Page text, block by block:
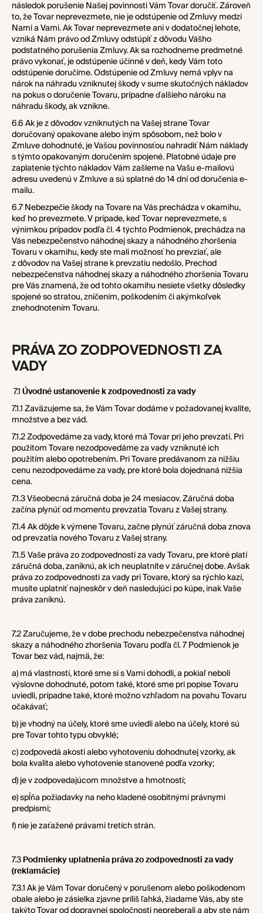
následok porušenie Našej povinnosti Vám Tovar doručiť. Zároveň
to, že Tovar neprevezmete, nie je odstúpenie od Zmluvy medzi
Nami a Vami. Ak Tovar neprevezmete ani v dodatočnej lehote,
vzniká Nám právo od Zmluvy odstúpiť z dôvodu Vášho
podstatného porušenia Zmluvy. Ak sa rozhodneme predmetné
právo vykonať, je odstúpenie účinné v deň, kedy Vám toto
odstúpenie doručíme. Odstúpenie od Zmluvy nemá vplyv na
nárok na náhradu vzniknutej škody v sume skutočných nákladov
na pokus o doručenie Tovaru, prípadne ďalšieho nároku na
náhradu škody, ak vznikne.
6.6 Ak je z dôvodov vzniknutých na Vašej strane Tovar
doručovaný opakovane alebo iným spôsobom, než bolo v
Zmluve dohodnuté, je Vašou povinnosťou nahradiť Nám náklady
s týmto opakovaným doručením spojené. Platobné údaje pre
zaplatenie týchto nákladov Vám zašleme na Vašu e-mailovú
adresu uvedenú v Zmluve a sú splatné do 14 dní od doručenia e-
mailu.
6.7 Nebezpečie škody na Tovare na Vás prechádza v okamihu,
keď ho prevezmete. V prípade, keď Tovar neprevezmete, s
výnimkou prípadov podľa čl. 4 týchto Podmienok, prechádza na
Vás nebezpečenstvo náhodnej skazy a náhodného zhoršenia
Tovaru v okamihu, kedy ste mali možnosť ho prevziať, ale
z dôvodov na Vašej strane k prevzatiu nedošlo. Prechod
nebezpečenstva náhodnej skazy a náhodného zhoršenia Tovaru
pre Vás znamená, že od tohto okamihu nesiete všetky dôsledky
spojené so stratou, zničením, poškodením či akýmkoľvek
znehodnotením Tovaru.
PRÁVA ZO ZODPOVEDNOSTI ZA
VADY
7.1 Úvodné ustanovenie k zodpovednosti za vady
7.1.1 Zaväzujeme sa, že Vám Tovar dodáme v požadovanej kvalite,
množstve a bez vád.
7.1.2 Zodpovedáme za vady, ktoré má Tovar pri jeho prevzatí. Pri
použitom Tovare nezodpovedáme za vady vzniknuté ich
použitím alebo opotrebením. Pri Tovare predávanom za nižšiu
cenu nezodpovedáme za vady, pre ktoré bola dojednaná nižšia
cena.
7.1.3 Všeobecná záručná doba je 24 mesiacov. Záručná doba
začína plynúť od momentu prevzatia Tovaru z Vašej strany.
7.1.4 Ak dôjde k výmene Tovaru, začne plynúť záručná doba znova
od prevzatia nového Tovaru z Vašej strany.
7.1.5 Vaše práva zo zodpovednosti za vady Tovaru, pre ktoré platí
záručná doba, zaniknú, ak ich neuplatníte v záručnej dobe. Avšak
práva zo zodpovednosti za vady pri Tovare, ktorý sa rýchlo kazí,
musíte uplatniť najneskôr v deň nasledujúci po kúpe, inak Vaše
práva zaniknú.
7.2 Zaručujeme, že v dobe prechodu nebezpečenstva náhodnej
skazy a náhodného zhoršenia Tovaru podľa čl. 7 Podmienok je
Tovar bez vád, najmä, že:
a) má vlastnosti, ktoré sme si s Vami dohodli, a pokiaľ neboli
výslovne dohodnuté, potom také, ktoré sme pri popise Tovaru
uviedli, prípadne také, ktoré možno vzhľadom na povahu Tovaru
očakávať;
b) je vhodný na účely, ktoré sme uviedli alebo na účely, ktoré sú
pre Tovar tohto typu obvyklé;
c) zodpovedá akosti alebo vyhotoveniu dohodnutej vzorky, ak
bola kvalita alebo vyhotovenie stanovené podľa vzorky;
d) je v zodpovedajúcom množstve a hmotnosti;
e) spĺňa požiadavky na neho kladené osobitnými právnymi
predpismi;
f) nie je zaťažené právami tretích strán.
7.3 Podmienky uplatnenia práva zo zodpovednosti za vady
(reklamácie)
7.3.1 Ak je Vám Tovar doručený v porušenom alebo poškodenom
obale alebo je zásielka zjavne príliš ľahká, žiadame Vás, aby ste
takýto Tovar od dopravnej spoločnosti nepreberali a aby ste nám